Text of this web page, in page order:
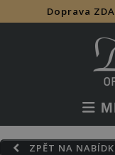
Doprava
ZPĚT NA